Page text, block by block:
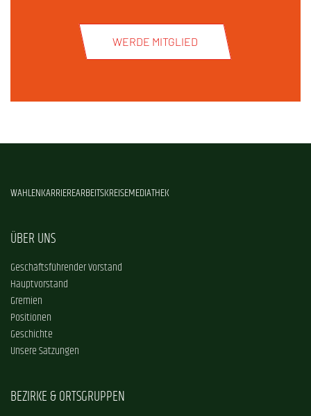
WERDE MITGLIED
WAHLENKARRIEREARBEITSKREISEMEDIATHEK
ÜBER UNS
Geschäftsführender Vorstand
Hauptvorstand
Gremien
Positionen
Geschichte
Unsere Satzungen
BEZIRKE & ORTSGRUPPEN